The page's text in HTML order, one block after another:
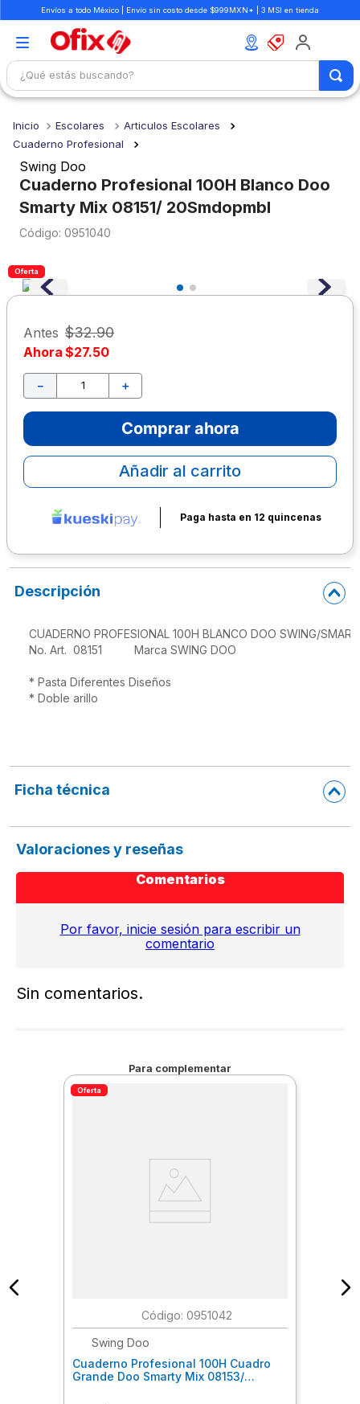
Envíos a todo México | Envío sin costo desde $999MXN* | 3 MSI en tienda
¿Qué estás buscando?
Escolares
Articulos Escolares
Cuaderno Profesional
Swing Doo
Cuaderno Profesional 100H Blanco Doo
Smarty Mix 08151/ 20Smdopmbl
: 0951040
Oferta
Antes $32.90
Ahora $27.50
＋
－
Comprar ahora
Añadir al carrito
Paga hasta en 12 quincenas
Descripción
CUADERNO PROFESIONAL 100H BLANCO DOO SWING/
No. Art.  08151          Marca SWING DOO
* Pasta Diferentes Diseños
* Doble arillo
Ficha técnica
Valoraciones y reseñas
Comentarios
Por favor, inicie sesión para escribir un
comentario
Sin comentarios.
Para complementar
Oferta
: 0951042
Swing Doo
Cuaderno Profesional 100H Cuadro
Grande Doo Smarty Mix 08153/
1.
mochilas
2
libretas
3.
cuaderno
4.
cuadernos
colores
6.
7.
escritorio
8.
sacapuntas
9.
escolar